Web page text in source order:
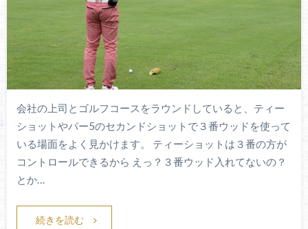
会社の上司とゴルフコースをラウンドしていると、ティー
ショットやパー5のセカンドショットで３番ウッドを使って
いる場面をよく見かけます。 ティーショットは３番の方が
コントロールできるから えっ？３番ウッド入れてないの？
とか…
続きを読む